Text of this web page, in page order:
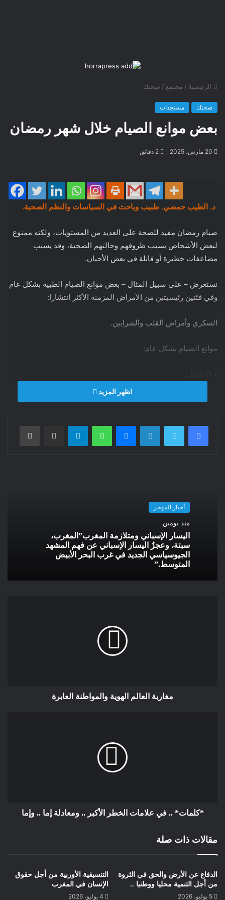
الرئيسية / مجتمع / صحتك
صحتك مستجدات
بعض موانع الصيام خلال شهر رمضان
20 مارس، 2025
د. الطيب حمضي. طبيب وباحث في السياسات والنظم الصحية.
صيام رمضان مفيد للصحة على العديد من المستويات، ولكنه ممنوع
لبعض الأشخاص بسبب ظروفهم وحالتهم الصحية، وقد يسبب
مضاعفات خطيرة أو قاتلة في بعض الأحيان.
نستعرض – على سبيل المثال – بعض موانع الصيام الطبية بشكل عام
وفي فئتين رئيسيتين من الأمراض المزمنة الأكثر انتشارا:
السكري وأمراض القلب والشرايين.
موانع الصيام بشكل عام:
بسبب هشاشة صحتهم وفترة النمو والتطور قبل سن البلوغ.•
كبار السن: خطر كبير للإصابة بالجفاف، بالإضافة لمعاناتهم من العديد
من الأمراض المزمنة.
المرضى الذين يتلقون علاجا للسرطان:
• بعض أمراض الجهاز الهضمي مثل القرحة الهضمية النشطة.
مرض السكري:
ورمضان.يؤدي هذا التقييم إلى ثلاثة مستويات من المخاطر.بعض
الأمثلة على مستويات المخاطر لمرضى السكر:
الوظيفة الإدراكية، المرأة الحامل التي تتبع
نظاما غذائيا والسكري غير متوازن او
تعالج بالأنسولين، الذبحة الصدرية غير
متوازن، الفشل الكلوي المتقدم أو غسيل
معتدل، والصيام محفوف بالمخاطر،
دون ادوية، العمل الذي يتطلب جهدا بدنيا
قويا، مرض السكري من النوع 2 الغير
اظهر المزيد
فيسبوك تويتر لينكدإن ماسنجر واتساب تيلقرام مشاركة عبر البريد طباعة
أخبار المهجر
منذ يومين
اليسار الإسباني ومتلازمة المغرب”المغرب،
سبتة، وعجزُ اليسار الإسباني عن فهم المشهد
الجيوسياسي الجديد في غرب البحر الأبيض
المتوسط.”
مغاربة العالم الهوية والمواطنة العابرة
*كلمات* .. في علامات الخطر الأكبر .. ومعادلة إما .. وإما
مقالات ذات صلة
الدفاع عن الأرض والحق في الثروة
من أجل التنمية محليا ووطنيا ..
5 يوليو، 2026
التنسيقية الأوربية من أجل حقوق
الإنسان في المغرب
4 يوليو، 2026